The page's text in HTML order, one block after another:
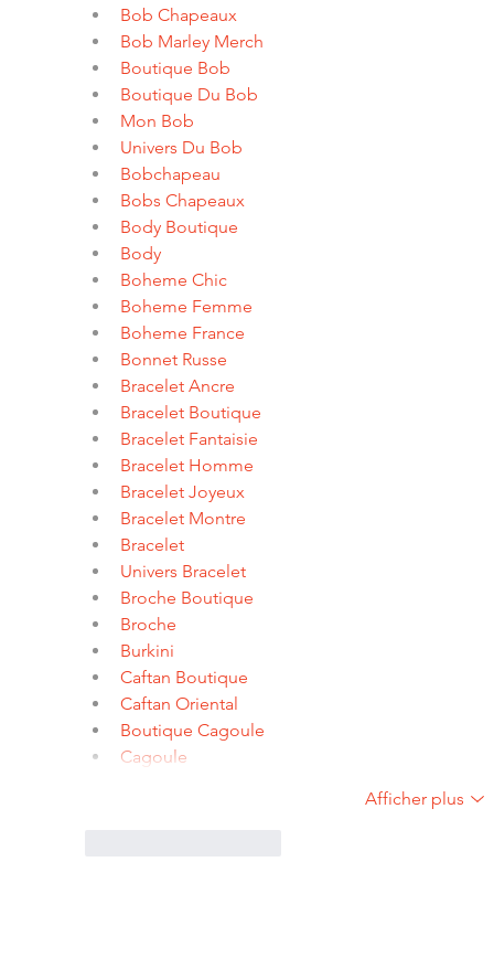
Bob Chapeaux
Bob Marley Merch
Boutique Bob
Boutique Du Bob
Mon Bob
Univers Du Bob
Bobchapeau
Bobs Chapeaux
Body Boutique
Body
Boheme Chic
Boheme Femme
Boheme France
Bonnet Russe
Bracelet Ancre
Bracelet Boutique
Bracelet Fantaisie
Bracelet Homme
Bracelet Joyeux
Bracelet Montre
Bracelet
Univers Bracelet
Broche Boutique
Broche
Burkini
Caftan Boutique
Caftan Oriental
Boutique Cagoule
Cagoule
Afficher plus